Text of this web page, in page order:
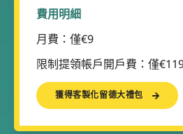
費用明細
月費：僅€9
限制提領帳戶開戶費：僅
獲得客製化留德大禮包